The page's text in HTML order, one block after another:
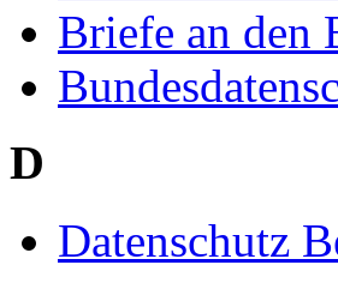
Briefe an den
D
Datenschutz